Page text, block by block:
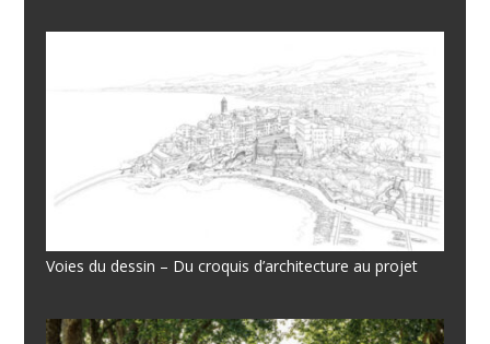
Voies du dessin – Du croquis d’architecture au projet